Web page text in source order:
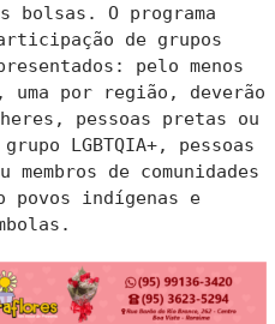
bolsas. O programa
de grupos
pelo menos
por região, deverão
pessoas pretas ou
LGBTQIA+, pessoas
de comunidades
povos indígenas e